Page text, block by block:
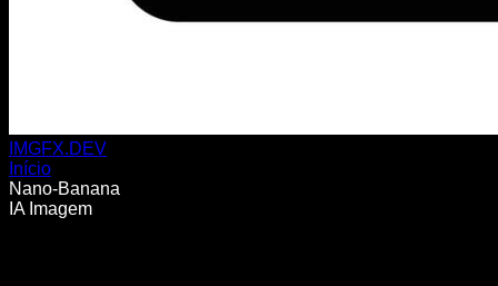
IMGFX.DEV
Início
Nano-Banana
IA Imagem